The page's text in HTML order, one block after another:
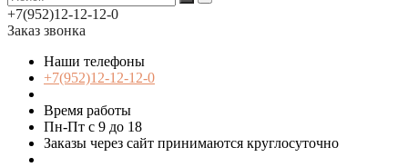
+7(952)12-12-12-0
Заказ звонка
Наши телефоны
+7(952)12-12-12-0
Время работы
Пн-Пт с 9 до 18
Заказы через сайт принимаются круглосуточно